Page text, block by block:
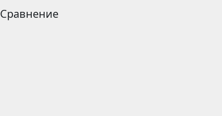
Сравнение